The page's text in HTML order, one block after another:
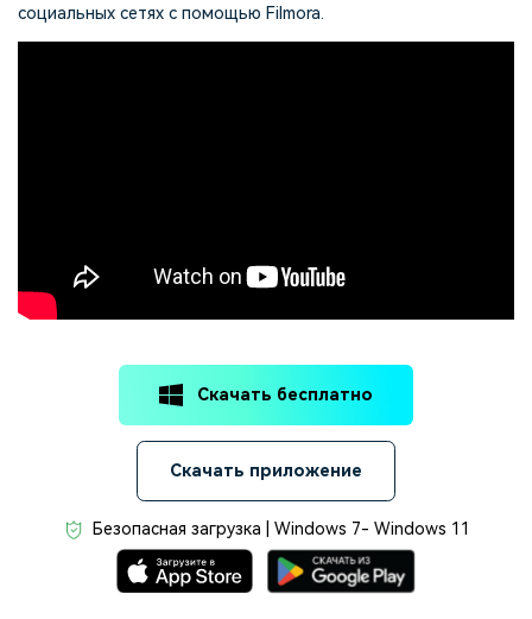
социальных сетях с помощью Filmora.
Скачать бесплатно
Скачать приложение
Безопасная загрузка | Windows 7- Windows 11